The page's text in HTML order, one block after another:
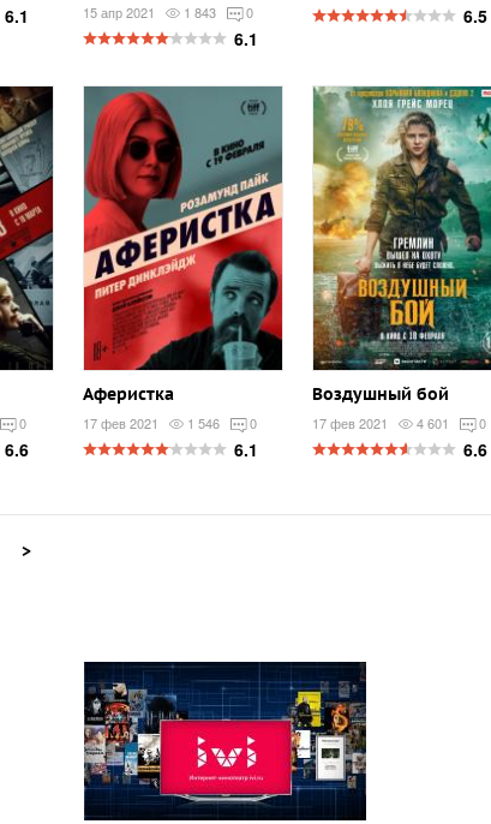
6.1 15 апр 2021 1 843 0
6.1
6.5
0
6.6
Аферистка
17 фев 2021 1 546 0
6.1
Воздушный бой
17 фев 2021 4 601 0
6.6
>